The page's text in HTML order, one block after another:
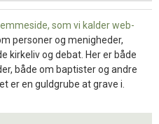
som vi kalder web-
personer og menigheder,
kirkeliv og debat. Her er både
både om baptister og andre
er en guldgrube at grave i.